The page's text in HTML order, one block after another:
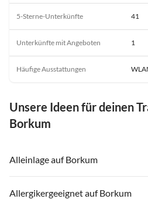
5-Sterne-Unterkünfte 41
Unterkünfte mit Angeboten 1
Häufige Ausstattungen
Unsere Ideen für deinen
Borkum
Alleinlage auf Borkum
Allergikergeeignet auf Borkum